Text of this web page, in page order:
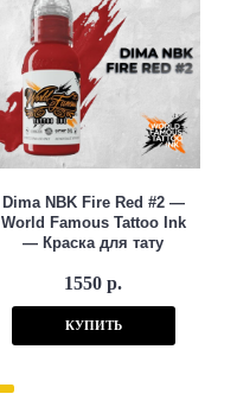
Dima NBK Fire Red #2 —
World Famous Tattoo Ink
— Краска для тату
1550 р.
КУПИТЬ